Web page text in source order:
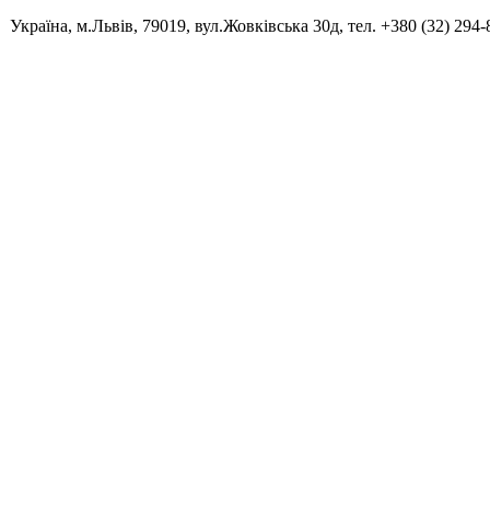
Україна, м.Львів, 79019, вул.Жовківська 30д, тел. +380 (32)